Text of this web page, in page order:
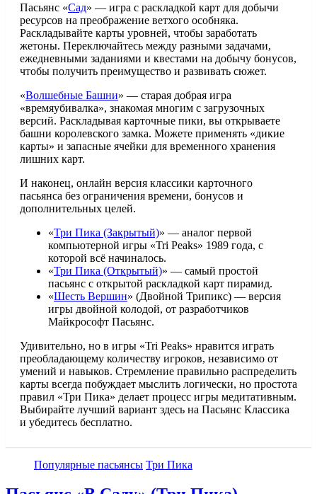
Пасьянс «Сад» — игра с раскладкой карт для добычи
ресурсов на преображение ветхого особняка.
Раскладывайте карты уровней, чтобы заработать
жетоны. Переключайтесь между разными задачами,
ежедневными заданиями и квестами на добычу бонусов,
чтобы получить преимущество и развивать сюжет.
«Волшебные Башни» — старая добрая игра
«времяубивалка», знакомая многим с загрузочных
версий. Раскладывая карточные пики, вы открываете
башни королевского замка. Можете применять «дикие
карты» и запасные ячейки для временного хранения
лишних карт.
И наконец, онлайн версия классики карточного
пасьянса без ограничения времени, бонусов и
дополнительных целей.
«Три Пика (Закрытый)» — аналог первой
компьютерной игры «Tri Peaks» 1989 года, с
которой всё начиналось.
«Три Пика (Открытый)» — самый простой
пасьянс с открытой раскладкой карт пирамид.
«Шесть Вершин» (Двойной Трипикс) — версия
игры двойной колодой, от разработчиков
Майкрософт Пасьянс.
Удивительно, но в игры «Tri Peaks» нравится играть
преобладающему количеству игроков, независимо от
умений и навыков. Стремление правильно распределить
карты всегда побуждает мыслить логически, но простота
правил «Три Пика» делает процесс игры медитативным.
Выбирайте лучший вариант здесь на Пасьянс Классика
и убедитесь бесплатно.
Популярные пасьянсы Три Пика